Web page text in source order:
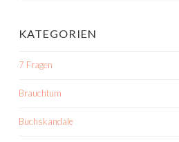
KATEGORIEN
7 Fragen
Brauchtum
Buchskandale